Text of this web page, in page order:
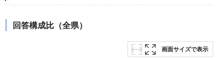
回答構成比（全県）
画面サイズで表示